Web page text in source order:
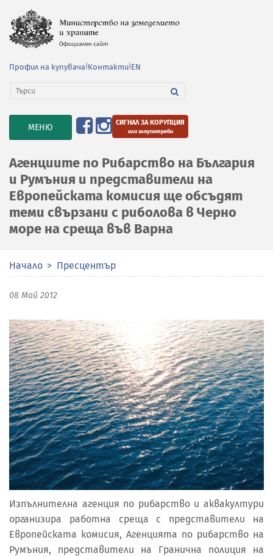
Профил на купувача Контакти EN
TOGGLE
NAVIGATION
МЕНЮ СИГНАЛ ЗА КОРУПЦИЯ
или злоупотреби
Агенциите по Рибарство на България
и Румъния и представители на
Европейската комисия ще обсъдят
теми свързани с риболова в Черно
море на среща във Варна
Начало Пресцентър
08 Май 2012
Изпълнителна агенция по рибарство и аквакултури
организира работна среща с представители на
Европейската комисия, Агенцията по рибарство на
Румъния, представители на Гранична полиция на